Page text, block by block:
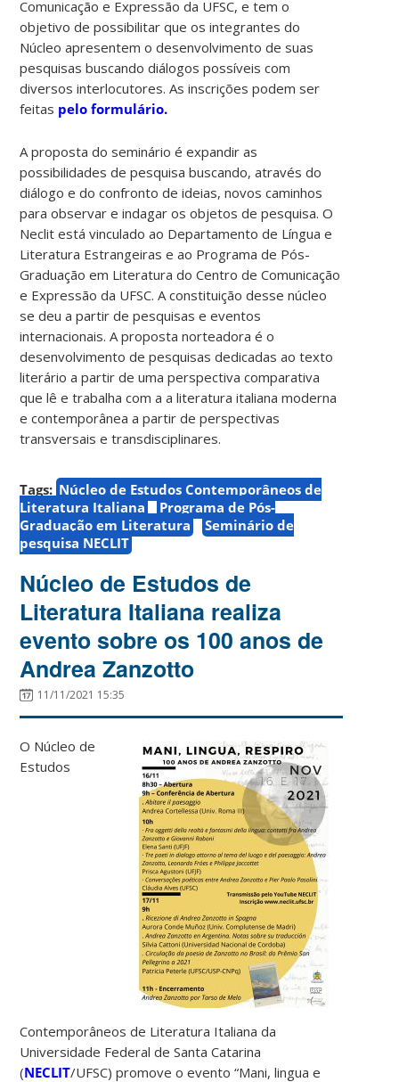
Comunicação e Expressão da UFSC, e tem o
objetivo de possibilitar que os integrantes do
Núcleo apresentem o desenvolvimento de suas
pesquisas buscando diálogos possíveis com
diversos interlocutores. As inscrições podem ser
feitas pelo formulário.
A proposta do seminário é expandir as
possibilidades de pesquisa buscando, através do
diálogo e do confronto de ideias, novos caminhos
para observar e indagar os objetos de pesquisa. O
Neclit está vinculado ao Departamento de Língua e
Literatura Estrangeiras e ao Programa de Pós-
Graduação em Literatura do Centro de Comunicação
e Expressão da UFSC. A constituição desse núcleo
se deu a partir de pesquisas e eventos
internacionais. A proposta norteadora é o
desenvolvimento de pesquisas dedicadas ao texto
literário a partir de uma perspectiva comparativa
que lê e trabalha com a a literatura italiana moderna
e contemporânea a partir de perspectivas
transversais e transdisciplinares.
Tags: Núcleo de Estudos Contemporâneos de
Literatura Italiana
Programa de Pós-
Graduação em Literatura
Seminário de
pesquisa NECLIT
Núcleo de Estudos de
Literatura Italiana realiza
evento sobre os 100 anos de
Andrea Zanzotto
11/11/2021 15:35
O Núcleo de
Estudos
Contemporâneos de Literatura Italiana da
Universidade Federal de Santa Catarina
(NECLIT/UFSC) promove o evento “Mani, lingua e